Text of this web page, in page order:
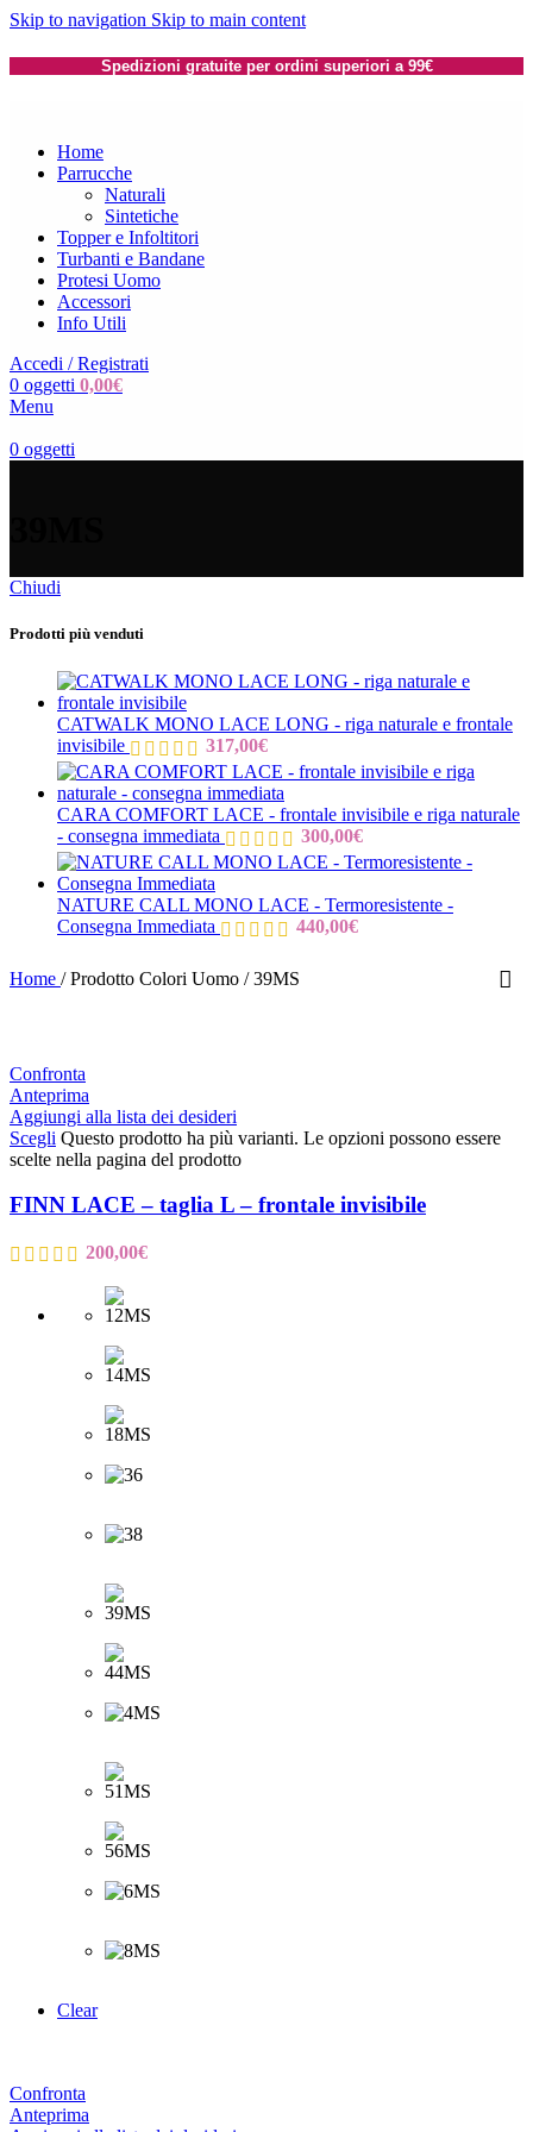
Skip to navigation Skip to main content
Spedizioni gratuite per ordini superiori a 99€
Home
Parrucche
Naturali
Sintetiche
Topper e Infoltitori
Turbanti e Bandane
Protesi Uomo
Accessori
Info Utili
Accedi / Registrati
0 oggetti 0,00€
Menu
0 oggetti
Chiudi
Prodotti più venduti
CATWALK MONO LACE LONG - riga naturale e frontale
invisibile
317,00€
CARA COMFORT LACE - frontale invisibile e riga naturale
- consegna immediata
300,00€
NATURE CALL MONO LACE - Termoresistente -
Consegna Immediata
440,00€
Home / Prodotto Colori Uomo / 39MS
Confronta
Anteprima
Aggiungi alla lista dei desideri
Scegli Questo prodotto ha più varianti. Le opzioni possono essere
scelte nella pagina del prodotto
FINN LACE – taglia L – frontale invisibile
200,00€
Clear
Confronta
Anteprima